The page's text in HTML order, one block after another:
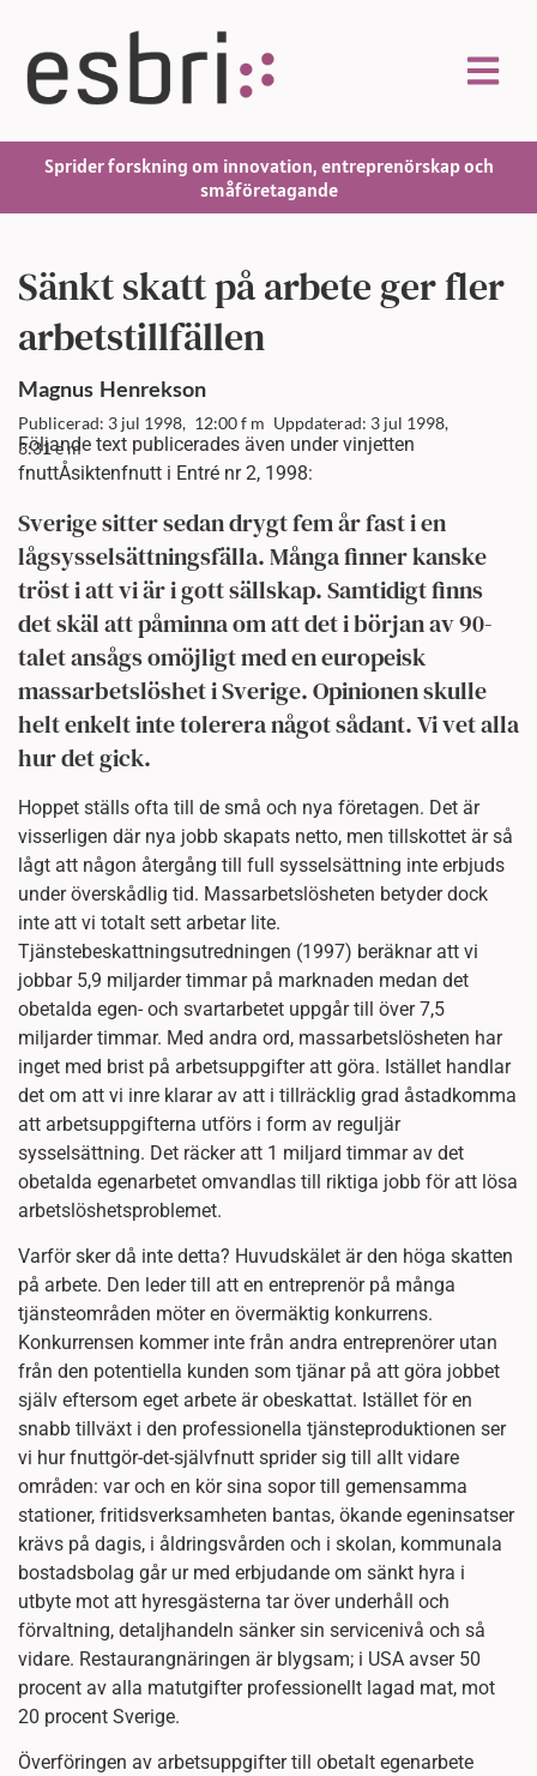
Sprider forskning om innovation, entreprenörskap och
småföretagande
Sänkt skatt på arbete ger fler
arbetstillfällen
Magnus Henrekson
Publicerad: 3 jul 1998, 12:00 f m Uppdaterad: 3 jul 1998,
3:31 e m
Följande text publicerades även under vinjetten
fnuttÅsiktenfnutt i Entré nr 2, 1998:
Sverige sitter sedan drygt fem år fast i en
lågsysselsättningsfälla. Många finner kanske
tröst i att vi är i gott sällskap. Samtidigt finns
det skäl att påminna om att det i början av 90-
talet ansågs omöjligt med en europeisk
massarbetslöshet i Sverige. Opinionen skulle
helt enkelt inte tolerera något sådant. Vi vet alla
hur det gick.
Hoppet ställs ofta till de små och nya företagen. Det är
visserligen där nya jobb skapats netto, men tillskottet är så
lågt att någon återgång till full sysselsättning inte erbjuds
under överskådlig tid. Massarbetslösheten betyder dock
inte att vi totalt sett arbetar lite.
Tjänstebeskattningsutredningen (1997) beräknar att vi
jobbar 5,9 miljarder timmar på marknaden medan det
obetalda egen- och svartarbetet uppgår till över 7,5
miljarder timmar. Med andra ord, massarbetslösheten har
inget med brist på arbetsuppgifter att göra. Istället handlar
det om att vi inre klarar av att i tillräcklig grad åstadkomma
att arbetsuppgifterna utförs i form av reguljär
sysselsättning. Det räcker att 1 miljard timmar av det
obetalda egenarbetet omvandlas till riktiga jobb för att lösa
arbetslöshetsproblemet.
Varför sker då inte detta? Huvudskälet är den höga skatten
på arbete. Den leder till att en entreprenör på många
tjänsteområden möter en övermäktig konkurrens.
Konkurrensen kommer inte från andra entreprenörer utan
från den potentiella kunden som tjänar på att göra jobbet
själv eftersom eget arbete är obeskattat. Istället för en
snabb tillväxt i den professionella tjänsteproduktionen ser
vi hur fnuttgör-det-självfnutt sprider sig till allt vidare
områden: var och en kör sina sopor till gemensamma
stationer, fritidsverksamheten bantas, ökande egeninsatser
krävs på dagis, i åldringsvården och i skolan, kommunala
bostadsbolag går ur med erbjudande om sänkt hyra i
utbyte mot att hyresgästerna tar över underhåll och
förvaltning, detaljhandeln sänker sin servicenivå och så
vidare. Restaurangnäringen är blygsam; i USA avser 50
procent av alla matutgifter professionellt lagad mat, mot
20 procent Sverige.
Överföringen av arbetsuppgifter till obetalt egenarbete